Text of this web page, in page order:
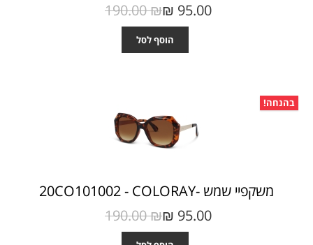
95.00 ₪‎
190.00 ₪‎
הוסף לסל
בהנחה!
משקפיי שמש -20CO101002 - COLORAY
95.00 ₪‎
190.00 ₪‎